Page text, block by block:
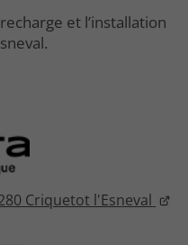
Criquetot l'Esneval
et l’installation